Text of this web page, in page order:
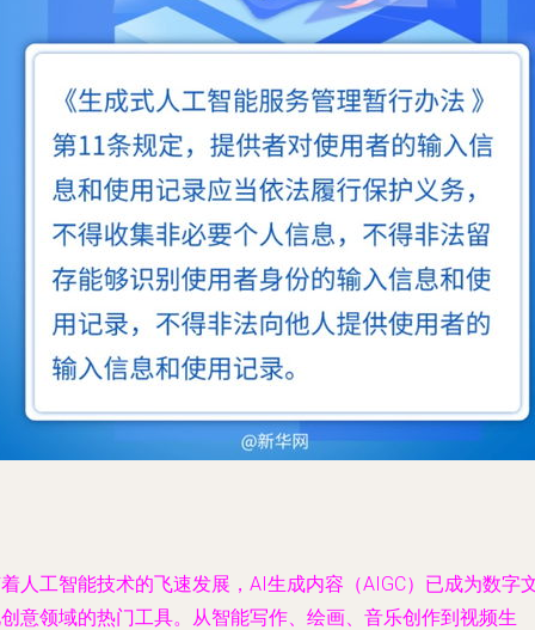
人工智能技术的飞速发展，AI生成内容（AIGC）已成为数字
意领域的热门工具。从智能写作、绘画、音乐创作到视频生